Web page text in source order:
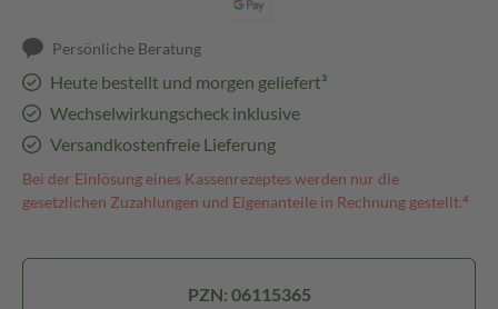
Persönliche Beratung
Heute bestellt und morgen geliefert³
Wechselwirkungscheck inklusive
Versandkostenfreie Lieferung
Bei der Einlösung eines Kassenrezeptes werden nur die
gesetzlichen Zuzahlungen und Eigenanteile in Rechnung gestellt.⁴
PZN: 06115365